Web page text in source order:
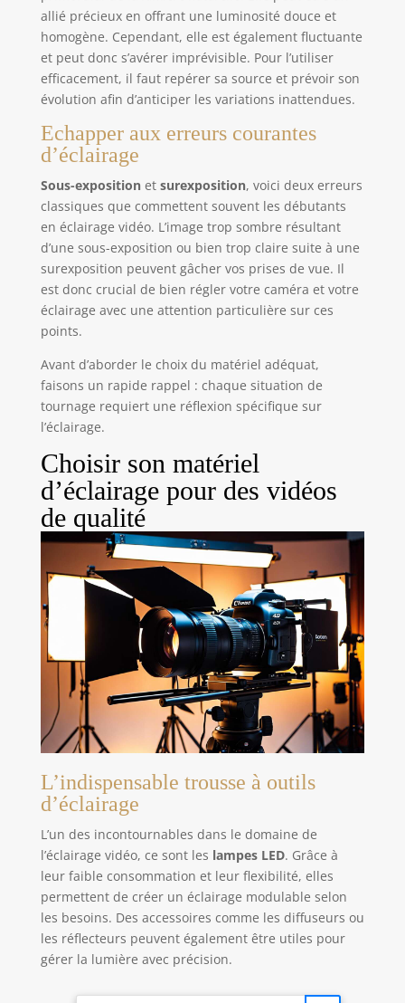
allié précieux en offrant une luminosité douce et
homogène. Cependant, elle est également fluctuante
et peut donc s’avérer imprévisible. Pour l’utiliser
efficacement, il faut repérer sa source et prévoir son
évolution afin d’anticiper les variations inattendues.
Echapper aux erreurs courantes
d’éclairage
Sous-exposition et surexposition, voici deux erreurs
classiques que commettent souvent les débutants
en éclairage vidéo. L’image trop sombre résultant
d’une sous-exposition ou bien trop claire suite à une
surexposition peuvent gâcher vos prises de vue. Il
est donc crucial de bien régler votre caméra et votre
éclairage avec une attention particulière sur ces
points.
Avant d’aborder le choix du matériel adéquat,
faisons un rapide rappel : chaque situation de
tournage requiert une réflexion spécifique sur
l’éclairage.
Choisir son matériel
d’éclairage pour des vidéos
de qualité
L’indispensable trousse à outils
d’éclairage
L’un des incontournables dans le domaine de
l’éclairage vidéo, ce sont les lampes LED. Grâce à
leur faible consommation et leur flexibilité, elles
permettent de créer un éclairage modulable selon
les besoins. Des accessoires comme les diffuseurs ou
les réflecteurs peuvent également être utiles pour
gérer la lumière avec précision.